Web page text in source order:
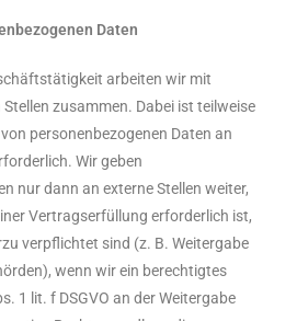
Daten
arbeiten wir mit
zusammen. Dabei ist teilweise
personenbezogenen Daten an
Wir geben
nur dann an externe Stellen weiter,
Vertragserfüllung erforderlich ist,
verpflichtet sind (z. B. Weitergabe
wenn wir ein berechtigtes
1 lit. f DSGVO an der Weitergabe